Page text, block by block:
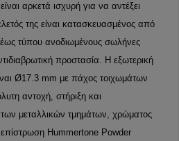
αρκετά ισχυρή για να αντέξει
της είναι κατασκευασμένος από
τύπου ανοδιωμένους σωλήνες
προστασία. Η εξωτερική
Ø17.3 mm με πάχος τοιχωμάτων
αντοχή, στήριξη και
των μεταλλικών τμημάτων, χρώματος
επίστρωση Hummertone Powder